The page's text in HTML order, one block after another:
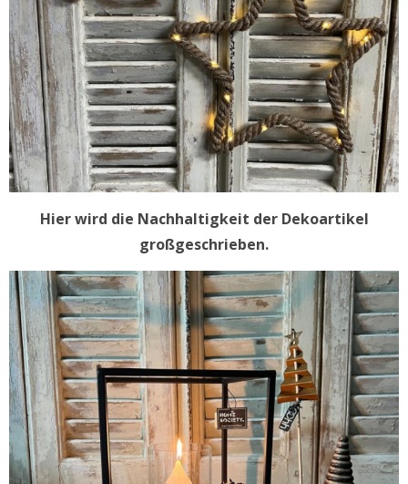
Hier wird die Nachhaltigkeit der Dekoartikel
großgeschrieben.